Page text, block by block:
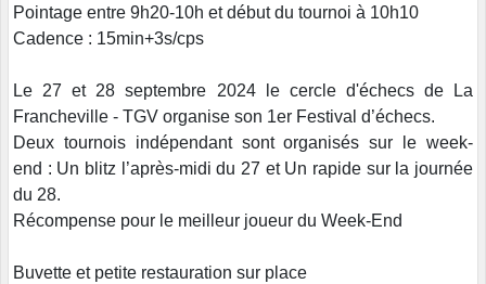
Pointage entre 9h20-10h et début du tournoi à 10h10
Cadence : 15min+3s/cps
Le 27 et 28 septembre 2024 le cercle d'échecs de La
Francheville - TGV organise son 1er Festival d’échecs.
Deux tournois indépendant sont organisés sur le week-
end : Un blitz l’après-midi du 27 et Un rapide sur la journée
du 28.
Récompense pour le meilleur joueur du Week-End
Buvette et petite restauration sur place